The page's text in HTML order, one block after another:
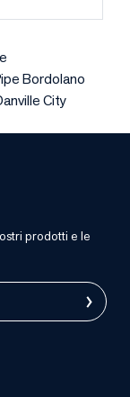
Bordolano
City
prodotti e le
›